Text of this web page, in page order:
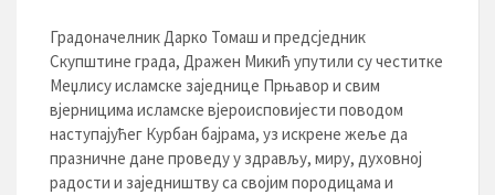
Градоначелник Дарко Томаш и предсједник
Скупштине града, Дражен Микић упутили су честитке
Меџлису исламске заједнице Прњавор и свим
вјерницима исламске вјероисповијести поводом
наступајућег Курбан бајрама, уз искрене жеље да
празничне дане проведу у здрављу, миру, духовној
радости и заједништву са својим породицама и